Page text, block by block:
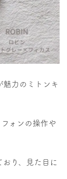
魅力のミトンキ
ォンの操作や
り、見た目に